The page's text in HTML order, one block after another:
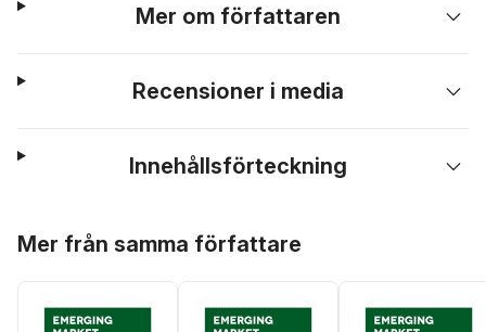
Mer om författaren
Recensioner i media
Innehållsförteckning
Mer från samma författare